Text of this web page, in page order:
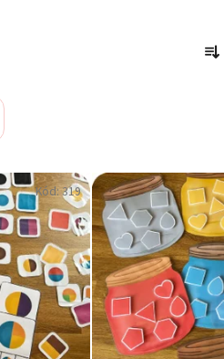
a
p
r
o
d
u
k
t
ů
Kód: 319